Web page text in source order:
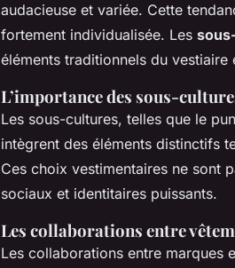
audacieuse et variée. Cette
fortement individualisée. Les
éléments traditionnels du vestiaire
L’importance des sous-
Les sous-cultures, telles que le
intègrent des éléments distinctifs
Ces choix vestimentaires ne sont
sociaux et identitaires puissants.
Les collaborations entre
Les collaborations entre marques